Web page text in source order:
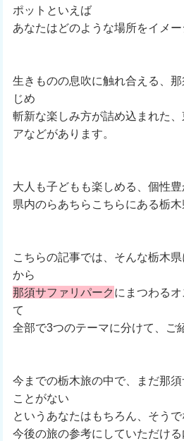
ポットといえば
あなたはどのような場所をイメー
生きものの息吹に触れ合える、
じめ
斬新な楽しみ方が詰め込まれた
アなどがあります。
大人も子どもも楽しめる、個性
県内のらあちらこちらにある栃木
こちらの記事では、そんな栃木
から
那須サファリパーク にまつわる
て
全部で3つのテーマに分けて、ご
今までの栃木旅の中で、まだ那
ことがない
というあなたはもちろん、そう
今後の旅の参考にしていただけ